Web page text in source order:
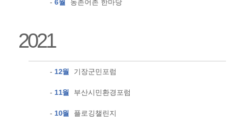
-6월 농촌어촌 한마당
2021
- 12월 기장군민포럼
- 11월 부산시민환경포럼
- 10월 플로깅챌린지